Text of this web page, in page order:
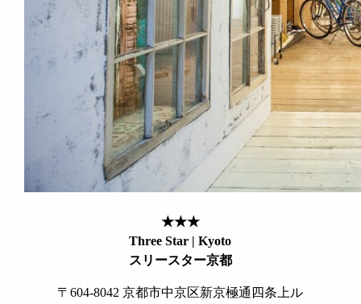
★★★
Three Star | Kyoto
スリースター京都
〒604-8042 京都市中京区新京極通四条上ル